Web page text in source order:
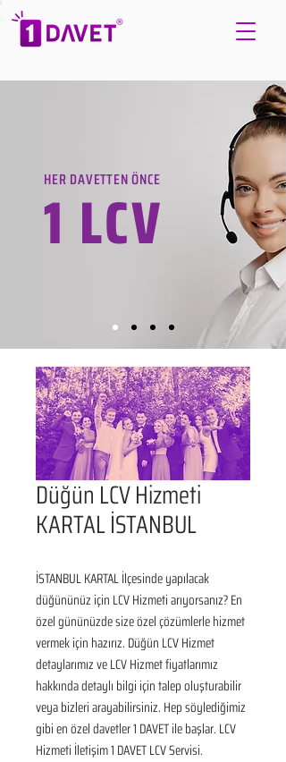
HER DAVETTEN ÖNCE
1 LCV
Düğün LCV Hizmeti
KARTAL İSTANBUL
İSTANBUL KARTAL İlçesinde yapılacak
düğününüz için LCV Hizmeti arıyorsanız? En
özel gününüzde size özel çözümlerle hizmet
vermek için hazırız. Düğün LCV Hizmet
detaylarımız ve LCV Hizmet fiyatlarımız
hakkında detaylı bilgi için talep oluşturabilir
veya bizleri arayabilirsiniz. Hep söylediğimiz
gibi en özel davetler 1 DAVET ile başlar. LCV
Hizmeti İletişim 1 DAVET LCV Servisi.